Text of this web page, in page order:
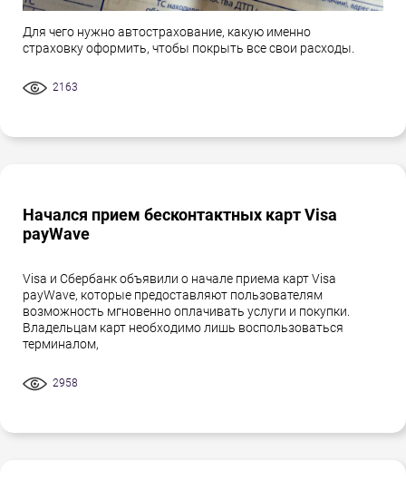
Для чего нужно автострахование, какую именно
страховку оформить, чтобы покрыть все свои расходы.
2163
Начался прием бесконтактных карт Visa
payWave
Visa и Сбербанк объявили о начале приема карт Visa
payWave, которые предоставляют пользователям
возможность мгновенно оплачивать услуги и покупки.
Владельцам карт необходимо лишь воспользоваться
терминалом,
2958